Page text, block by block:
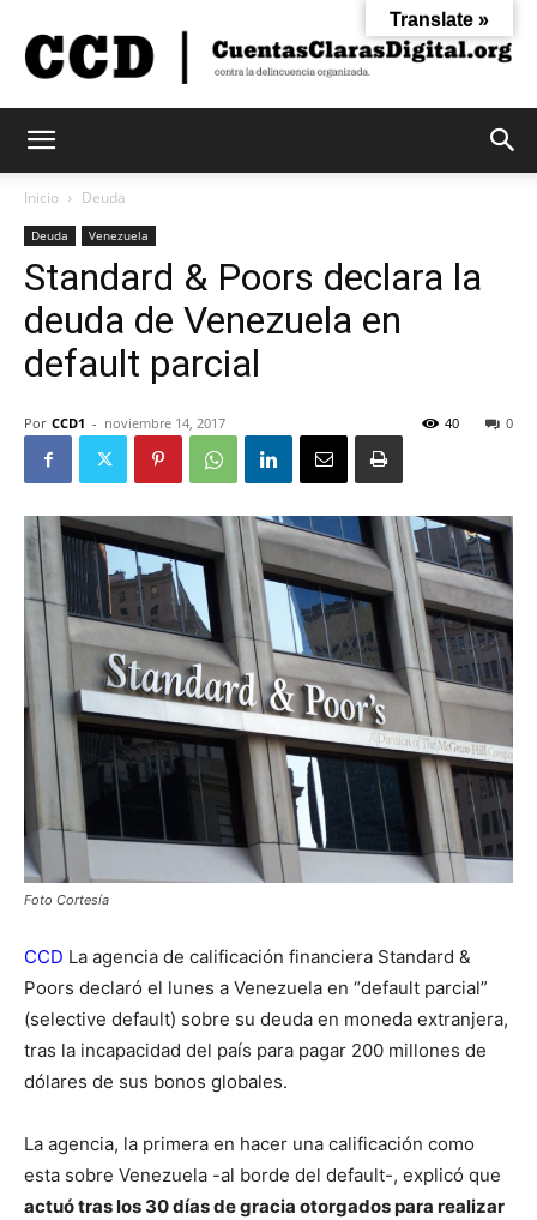
Claras
Inicio Deuda
Deuda Venezuela
Standard & Poors declara la
deuda de Venezuela en
default parcial
Por CCD1 - noviembre 14, 2017 0
40
Foto Cortesía
CCD La agencia de calificación financiera Standard &
Poors declaró el lunes a Venezuela en “default parcial”
(selective default) sobre su deuda en moneda extranjera,
tras la incapacidad del país para pagar 200 millones de
dólares de sus bonos globales.
La agencia, la primera en hacer una calificación como
esta sobre Venezuela -al borde del default-, explicó que
actuó tras los 30 días de gracia otorgados para realizar
Translate »